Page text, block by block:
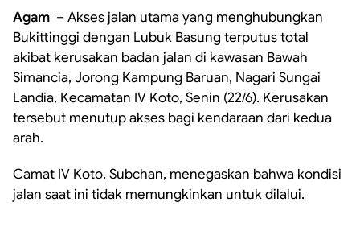
Agam – Akses jalan utama yang menghubungkan
Bukittinggi dengan Lubuk Basung terputus total
akibat kerusakan badan jalan di kawasan Bawah
Simancia, Jorong Kampung Baruan, Nagari Sungai
Landia, Kecamatan IV Koto, Senin (22/6). Kerusakan
tersebut menutup akses bagi kendaraan dari kedua
arah.
Camat IV Koto, Subchan, menegaskan bahwa kondisi
jalan saat ini tidak memungkinkan untuk dilalui.